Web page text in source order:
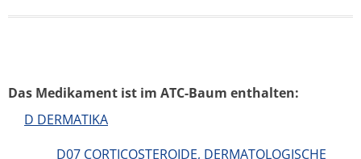
Das Medikament ist im ATC-Baum enthalten:
D DERMATIKA
D07 CORTICOSTEROIDE, DERMATOLOGISCHE